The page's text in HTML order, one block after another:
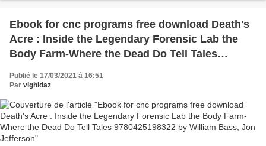
Ebook for cnc programs free download Death's
Acre : Inside the Legendary Forensic Lab the
Body Farm-Where the Dead Do Tell Tales
Publié le 17/03/2021 à 16:51
Par vighidaz